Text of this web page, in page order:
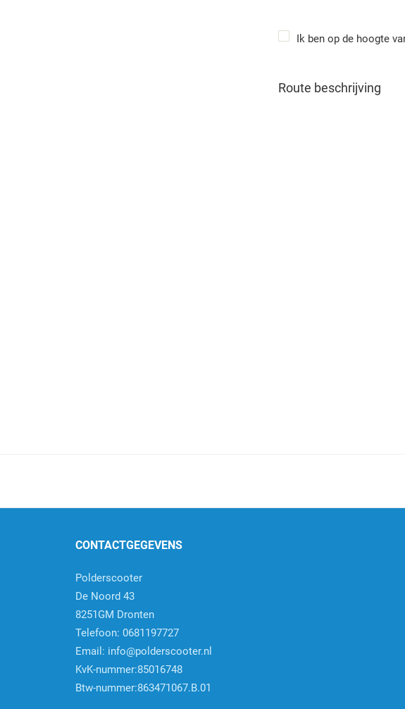
Ik ben op de hoogte
Route beschrijving
CONTACTGEGEVENS
Polderscooter
De Noord 43
8251GM Dronten
Telefoon: 0681197727
Email: info@polderscooter.nl
KvK-nummer:85016748
Btw-nummer:863471067.B.01